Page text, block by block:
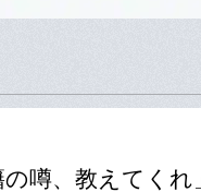
の噂、教えてく